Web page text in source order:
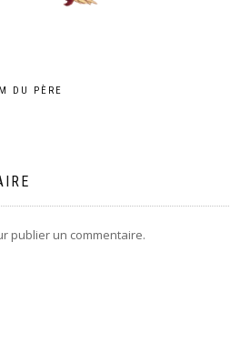
DU PÈRE
publier un commentaire.